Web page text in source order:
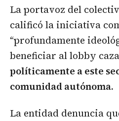
La portavoz del
calificó la iniciativa
“profundamente
beneficiar al lobby
políticamente a este
comunidad autónoma.
La entidad denuncia